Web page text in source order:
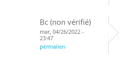
Bc (non vérifié)
mar, 04/26/2022 -
23:47
permalien